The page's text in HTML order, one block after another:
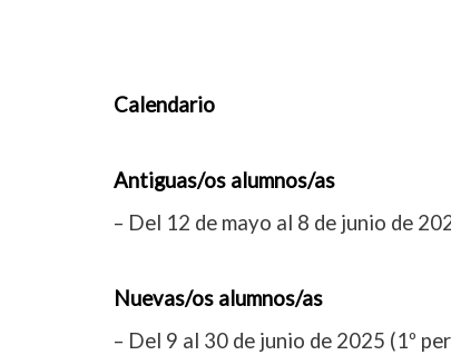
Calendario
Antiguas/os alumnos/as
– Del 12 de mayo al 8 de junio de
Nuevas/os alumnos/as
– Del 9 al 30 de junio de 2025 (1º